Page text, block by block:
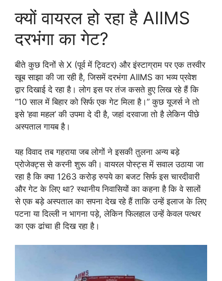
क्यों वायरल हो रहा है AIIMS
दरभंगा का गेट?
बीते कुछ दिनों से X (पूर्व में ट्विटर) और इंस्टाग्राम पर एक तस्वीर
खूब साझा की जा रही है, जिसमें दरभंगा AIIMS का भव्य प्रवेश
द्वार दिखाई दे रहा है। लोग इस पर तंज कसते हुए लिख रहे हैं कि
“10 साल में बिहार को सिर्फ एक गेट मिला है।” कुछ यूजर्स ने तो
इसे ‘हवा महल’ की उपमा दे दी है, जहां दरवाजा तो है लेकिन पीछे
अस्पताल गायब है।
यह विवाद तब गहराया जब लोगों ने इसकी तुलना अन्य बड़े
प्रोजेक्ट्स से करनी शुरू की। वायरल पोस्ट्स में सवाल उठाया जा
रहा है कि क्या 1263 करोड़ रुपये का बजट सिर्फ इस चारदीवारी
और गेट के लिए था? स्थानीय निवासियों का कहना है कि वे सालों
से एक बड़े अस्पताल का सपना देख रहे हैं ताकि उन्हें इलाज के लिए
पटना या दिल्ली न भागना पड़े, लेकिन फिलहाल उन्हें केवल पत्थर
का एक ढांचा ही दिख रहा है।